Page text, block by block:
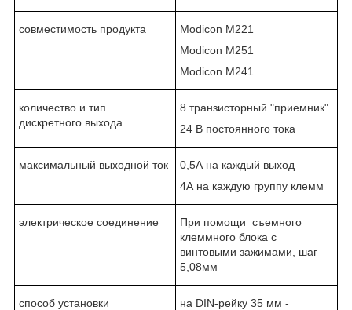
совместимость продукта
Modicon M221
Modicon M251
Modicon M241
количество и тип
дискретного выхода
8 транзисторный "приемник"
24 В постоянного тока
максимальный выходной ток
0,5А на каждый выход
4А на каждую группу клемм
электрическое соединение
При помощи съемного
клеммного блока с
винтовыми зажимами, шаг
5,08мм
способ установки
на DIN-рейку 35 мм -